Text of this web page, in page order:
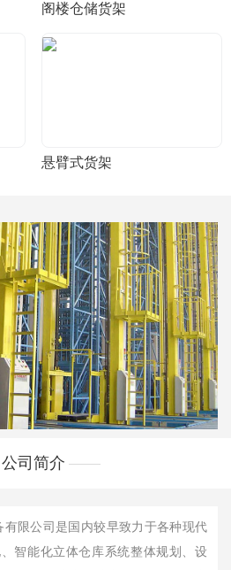
阁楼仓储货架
悬臂式货架
公司简介
限公司是国内较早致力于各种现代
智能化立体仓库系统整体规划、设